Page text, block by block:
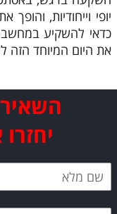
יופי וייחודיות,
כדאי להשקיע במחשבה
את היום המיוחד הזה